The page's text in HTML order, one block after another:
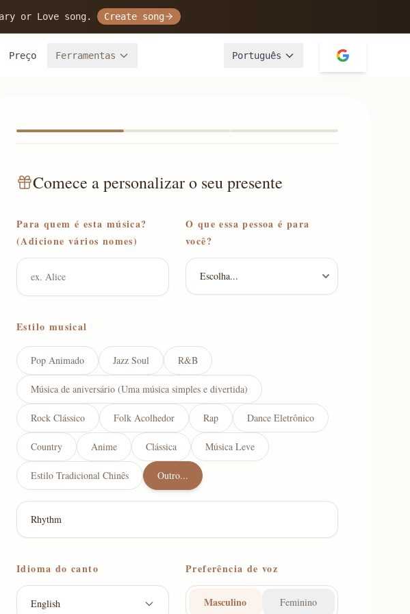
or Love song. Create song
Preço Ferramentas Português
Comece a personalizar o seu presente
Para quem é esta música?
(Adicione vários nomes)
O que essa pessoa é para
você?
Estilo musical
Pop Animado Jazz Soul R&B
Música de aniversário (Uma música simples e divertida)
Rock Clássico Folk Acolhedor Rap Dance Eletrônico
Country Anime Clássica Música Leve
Estilo Tradicional Chinês Outro...
Idioma do canto
English
Preferência de voz
Masculino Feminino